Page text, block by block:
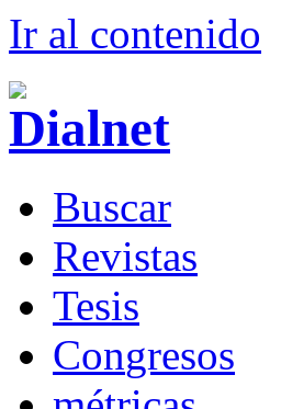
Ir al contenido
Buscar
Revistas
Tesis
Congresos